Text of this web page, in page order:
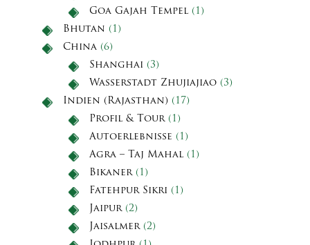
Goa Gajah Tempel (1)
Bhutan (1)
China (6)
Shanghai (3)
Wasserstadt Zhujiajiao (3)
Indien (Rajasthan) (17)
Profil & Tour(1)
Autoerlebnisse (1)
Agra – Taj Mahal (1)
Bikaner(1)
Fatehpur Sikri (1)
Jaipur(2)
Jaisalmer(2)